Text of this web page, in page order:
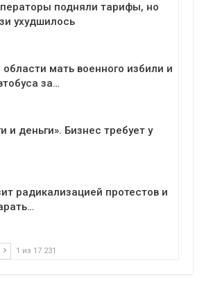
подняли тарифы, но
ухудшилось
мать военного избили и
за…
и деньги». Бизнес требует у
радикализацией протестов и
1 из 17 231